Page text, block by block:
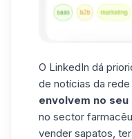
O LinkedIn dá
de notícias da
envolvem no
no sector
vender sapatos,